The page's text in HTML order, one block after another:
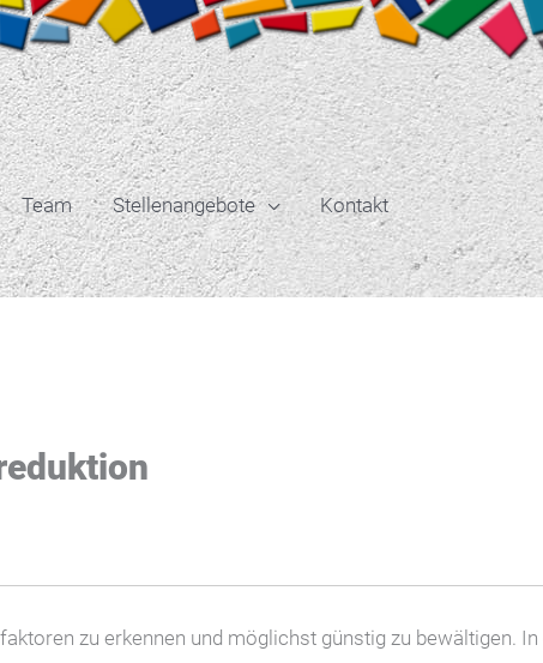
Team Stellenangebote Kontakt
zu erkennen und möglichst günstig zu bewältigen.